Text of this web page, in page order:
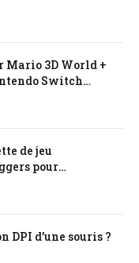
Mario 3D World +
Switch
de jeu
pour
DPI d’une souris ?